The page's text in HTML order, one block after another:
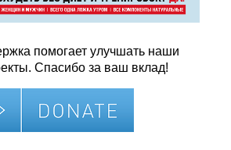
помогает улучшать наши
Спасибо за ваш вклад!